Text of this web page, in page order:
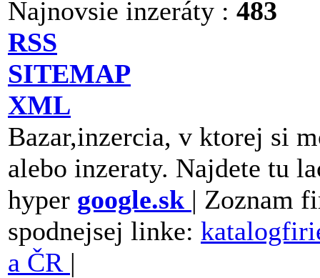
Najnovsie inzeráty : 483
RSS
SITEMAP
XML
Bazar,inzercia, v ktorej si
alebo inzeraty. Najdete tu
hyper google.sk | Zoznam
spodnejsej linke:
a ČR |